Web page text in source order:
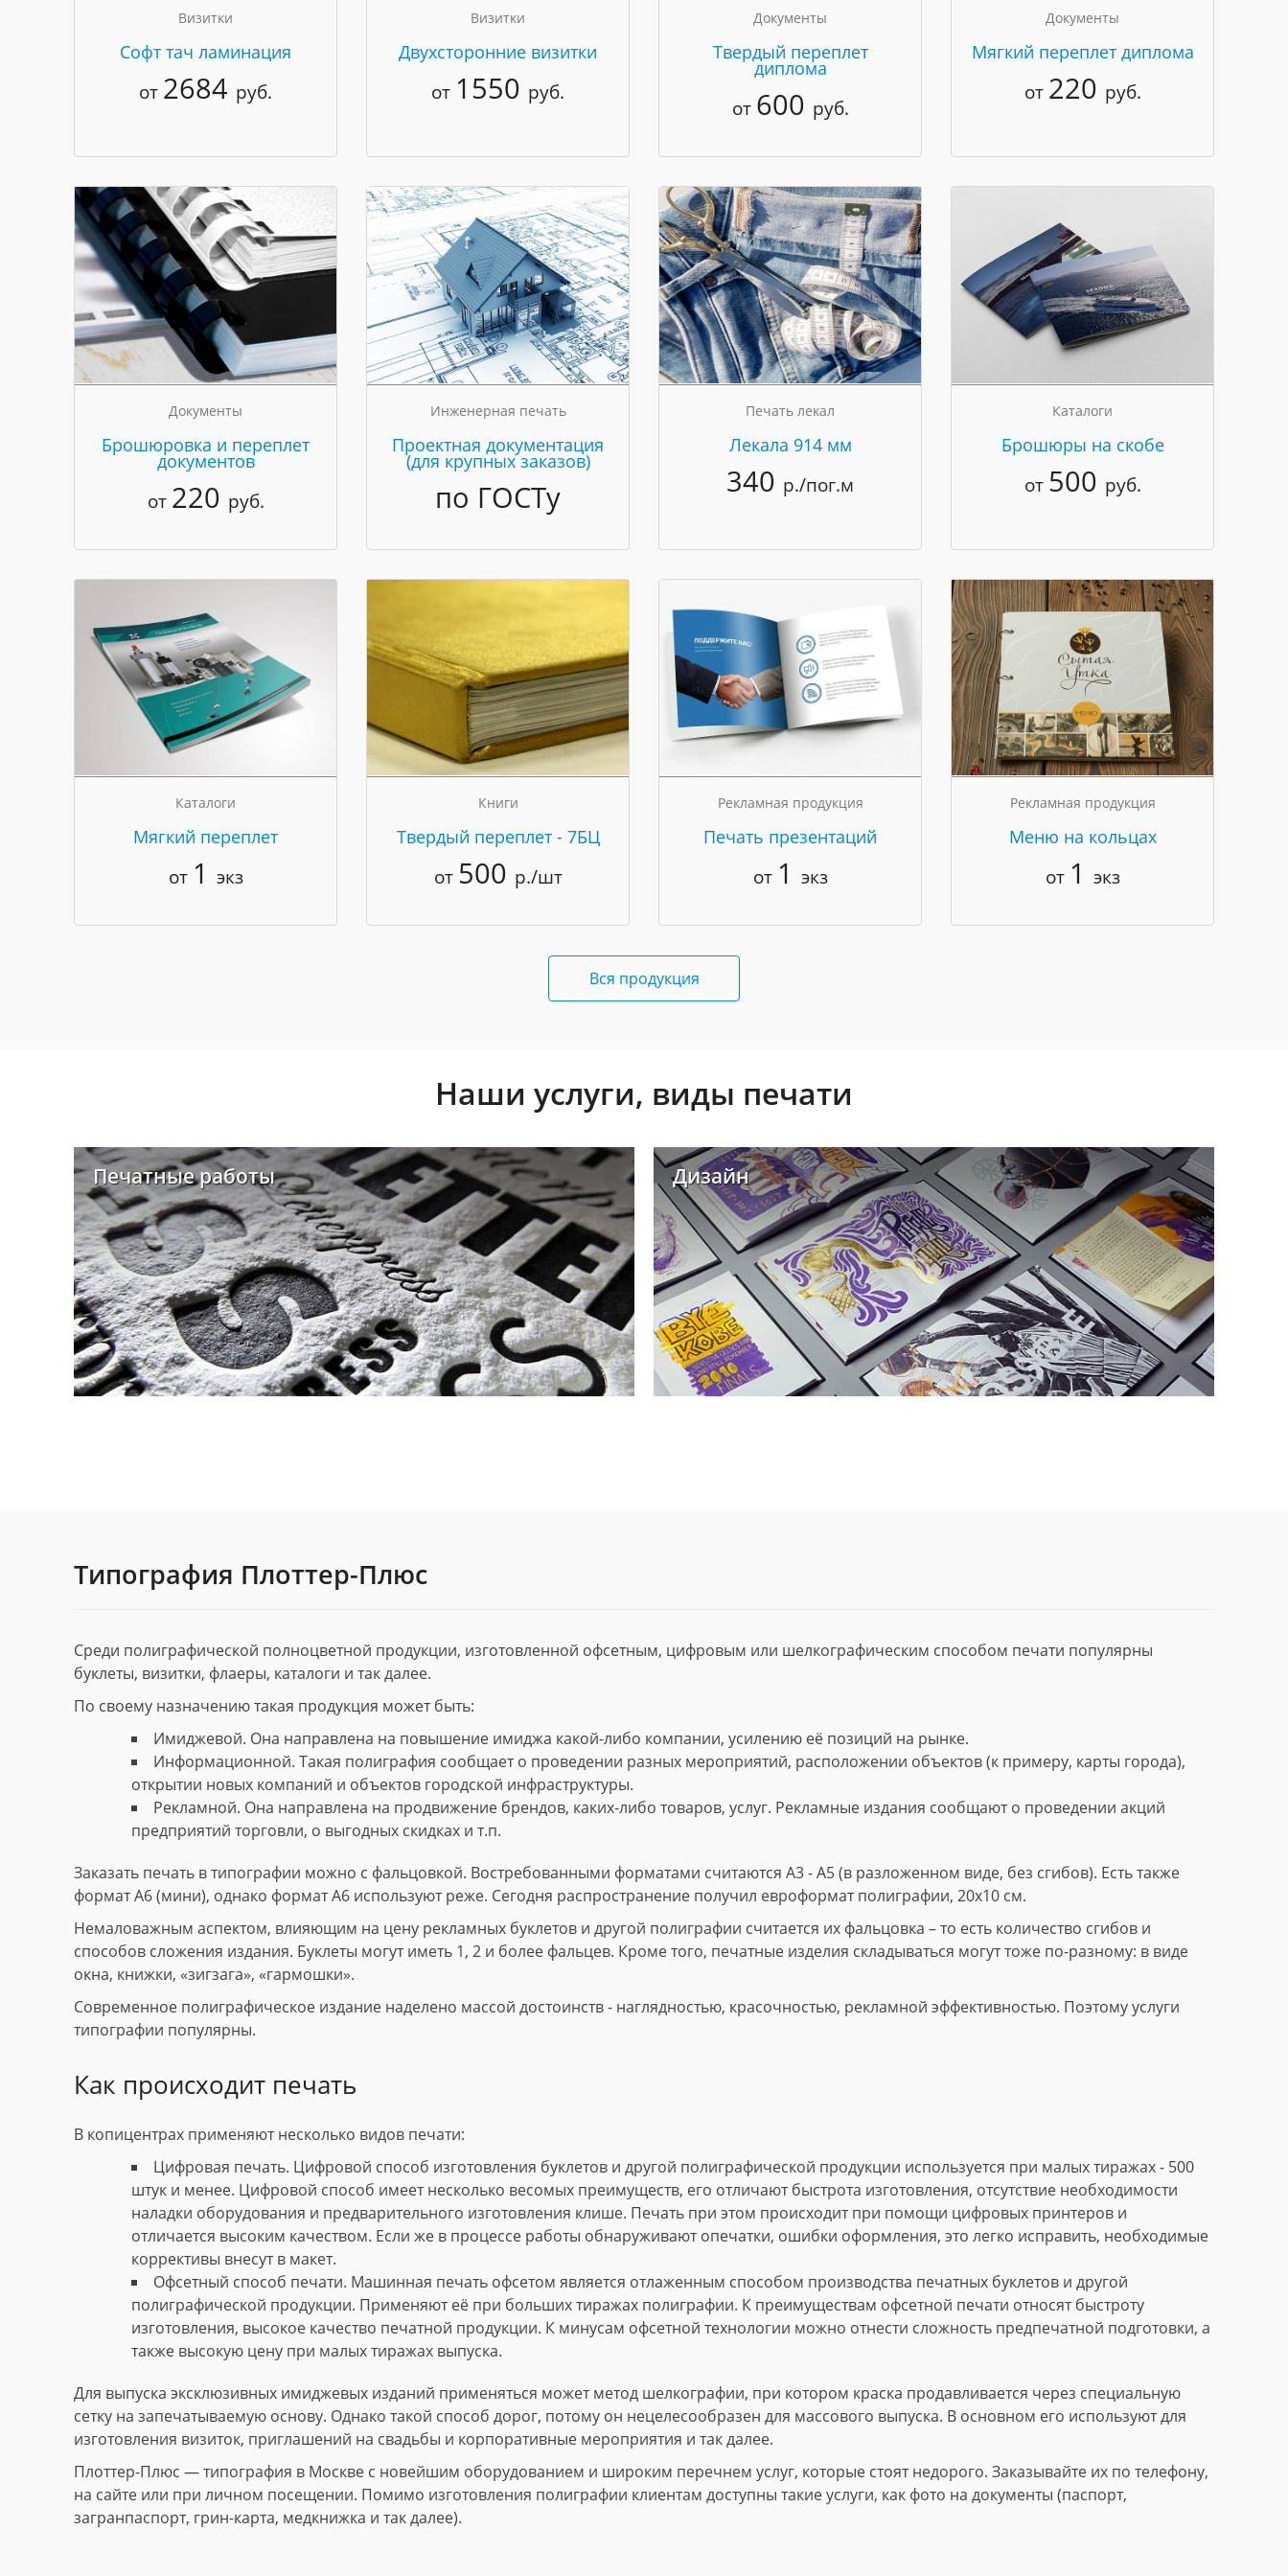
Визитки
Cофт тач ламинация
от 2684 руб.
Визитки
Двухсторонние визитки
от 1550 руб.
Документы
Твердый переплет
диплома
от 600 руб.
Документы
Мягкий переплет диплома
от 220 руб.
Документы
Брошюровка и переплет
документов
от 220 руб.
Инженерная печать
Проектная документация
(для крупных заказов)
по ГОСТу
Печать лекал
Лекала 914 мм
340 р./пог.м
Каталоги
Брошюры на скобе
от 500 руб.
Каталоги
Мягкий переплет
от 1 экз
Книги
Твердый переплет - 7БЦ
от 500 р./шт
Рекламная продукция
Печать презентаций
от 1 экз
Рекламная продукция
Меню на кольцах
от 1 экз
Вся продукция
Наши услуги, виды печати
Печатные работы Дизайн
Типография Плоттер-Плюс
Среди полиграфической полноцветной продукции, изготовленной офсетным, цифровым или шелкографическим способом печати популярны
буклеты, визитки, флаеры, каталоги и так далее.
По своему назначению такая продукция может быть:
Имиджевой. Она направлена на повышение имиджа какой-либо компании, усилению её позиций на рынке.
Информационной. Такая полиграфия сообщает о проведении разных мероприятий, расположении объектов (к примеру, карты города),
открытии новых компаний и объектов городской инфраструктуры.
Рекламной. Она направлена на продвижение брендов, каких-либо товаров, услуг. Рекламные издания сообщают о проведении акций
предприятий торговли, о выгодных скидках и т.п.
Заказать печать в типографии можно с фальцовкой. Востребованными форматами считаются А3 - А5 (в разложенном виде, без сгибов). Есть также
формат А6 (мини), однако формат А6 используют реже. Сегодня распространение получил евроформат полиграфии, 20х10 см.
Немаловажным аспектом, влияющим на цену рекламных буклетов и другой полиграфии считается их фальцовка – то есть количество сгибов и
способов сложения издания. Буклеты могут иметь 1, 2 и более фальцев. Кроме того, печатные изделия складываться могут тоже по-разному: в виде
окна, книжки, «зигзага», «гармошки».
Современное полиграфическое издание наделено массой достоинств - наглядностью, красочностью, рекламной эффективностью. Поэтому услуги
типографии популярны.
Как происходит печать
В копицентрах применяют несколько видов печати:
Цифровая печать. Цифровой способ изготовления буклетов и другой полиграфической продукции используется при малых тиражах - 500
штук и менее. Цифровой способ имеет несколько весомых преимуществ, его отличают быстрота изготовления, отсутствие необходимости
наладки оборудования и предварительного изготовления клише. Печать при этом происходит при помощи цифровых принтеров и
отличается высоким качеством. Если же в процессе работы обнаруживают опечатки, ошибки оформления, это легко исправить, необходимые
коррективы внесут в макет.
Офсетный способ печати. Машинная печать офсетом является отлаженным способом производства печатных буклетов и другой
полиграфической продукции. Применяют её при больших тиражах полиграфии. К преимуществам офсетной печати относят быстроту
изготовления, высокое качество печатной продукции. К минусам офсетной технологии можно отнести сложность предпечатной подготовки, а
также высокую цену при малых тиражах выпуска.
Для выпуска эксклюзивных имиджевых изданий применяться может метод шелкографии, при котором краска продавливается через специальную
сетку на запечатываемую основу. Однако такой способ дорог, потому он нецелесообразен для массового выпуска. В основном его используют для
изготовления визиток, приглашений на свадьбы и корпоративные мероприятия и так далее.
Плоттер-Плюс — типография в Москве с новейшим оборудованием и широким перечнем услуг, которые стоят недорого. Заказывайте их по телефону,
на сайте или при личном посещении. Помимо изготовления полиграфии клиентам доступны такие услуги, как фото на документы (паспорт,
загранпаспорт, грин-карта, медкнижка и так далее).